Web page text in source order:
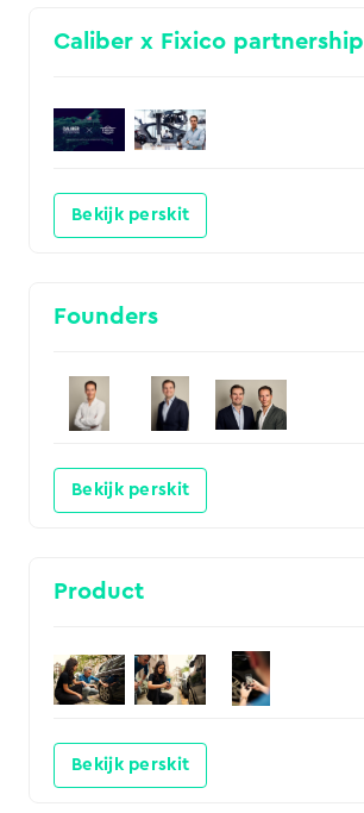
Caliber x Fixico partnership
Bekijk perskit
Founders
Bekijk perskit
Product
Bekijk perskit